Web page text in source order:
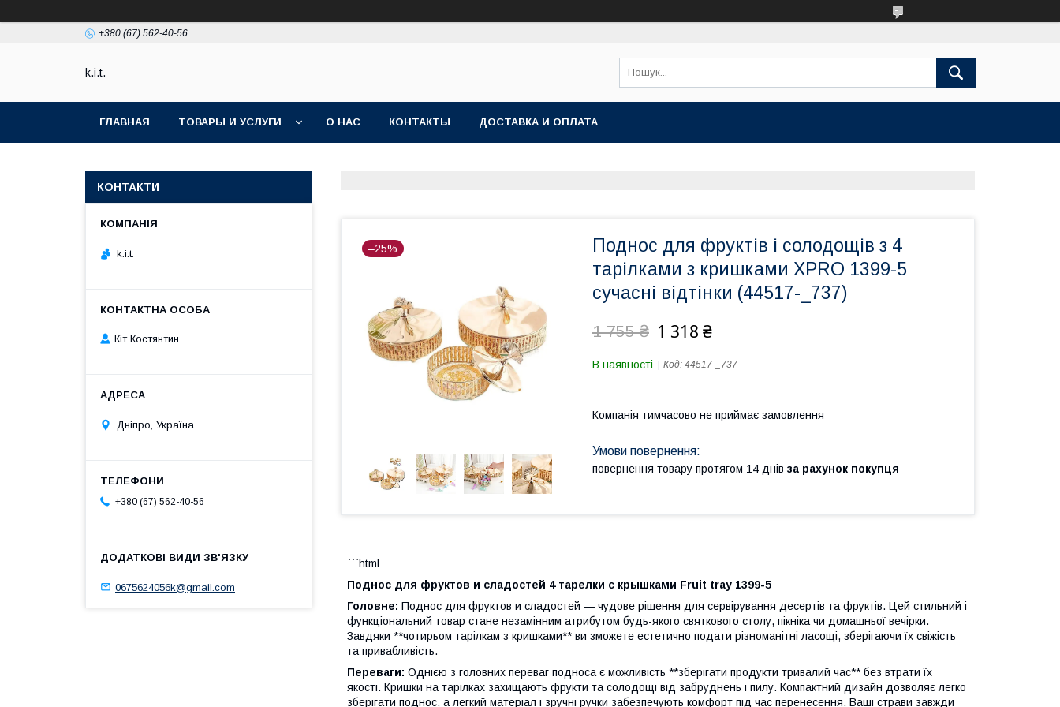
+380 (67) 562-40-56
k.i.t.
ГЛАВНАЯ ТОВАРЫ И УСЛУГИ О НАС КОНТАКТЫ ДОСТАВКА И ОПЛАТА
–25%
Поднос для фруктів і солодощів з 4
тарілками з кришками XPRO 1399-5
сучасні відтінки (44517-_737)
1 755 ₴ 1 318 ₴
В наявності Код: 44517-_737
Компанія тимчасово не приймає замовлення
повернення товару протягом 14 днів за рахунок покупця
```html
Поднос для фруктов и сладостей 4 тарелки с крышками Fruit tray 1399-5
Головне: Поднос для фруктов и сладостей — чудове рішення для сервірування десертів та фруктів. Цей стильний і
функціональний товар стане незамінним атрибутом будь-якого святкового столу, пікніка чи домашньої вечірки.
Завдяки **чотирьом тарілкам з кришками** ви зможете естетично подати різноманітні ласощі, зберігаючи їх свіжість
та привабливість.
Переваги: Однією з головних переваг подноса є можливість **зберігати продукти тривалий час** без втрати їх
якості. Кришки на тарілках захищають фрукти та солодощі від забруднень і пилу. Компактний дизайн дозволяє легко
зберігати поднос, а легкий матеріал і зручні ручки забезпечують комфорт під час перенесення. Ваші страви завжди
КОНТАКТИ
k.i.t.
Кіт Костянтин
Дніпро, Україна
+380 (67) 562-40-56
0675624056k@gmail.com